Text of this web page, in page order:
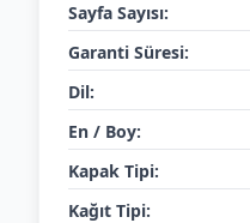
Sayfa Sayısı:
Garanti Süresi:
Dil:
En / Boy:
Kapak Tipi:
Kağıt Tipi: